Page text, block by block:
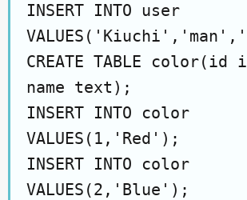
INSERT INTO user
CREATE TABLE color(id
name text);
INSERT INTO color
VALUES(1,'Red');
INSERT INTO color
VALUES(2,'Blue');